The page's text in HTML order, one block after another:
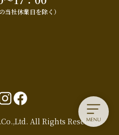
当社休業日を除く）
All Rights Reserved.